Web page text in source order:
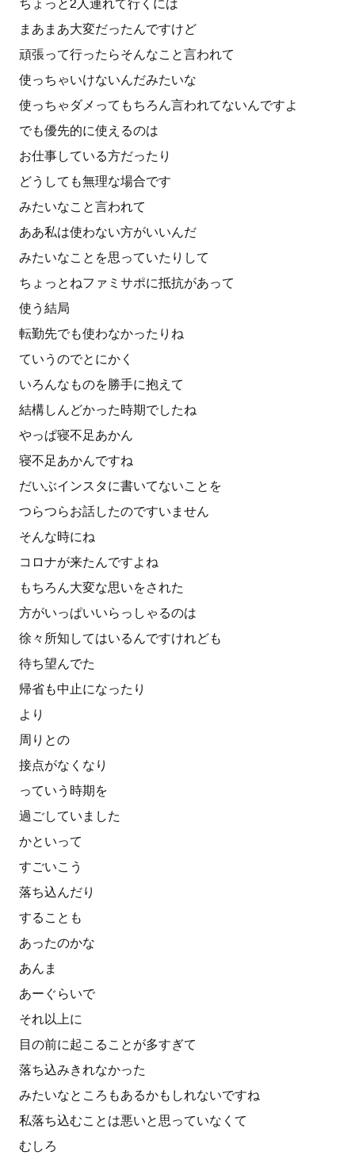
ちょっと2人連れて行くには
まあまあ大変だったんですけど
頑張って行ったらそんなこと言われて
使っちゃいけないんだみたいな
使っちゃダメってもちろん言われてないんですよ
でも優先的に使えるのは
お仕事している方だったり
どうしても無理な場合です
みたいなこと言われて
ああ私は使わない方がいいんだ
みたいなことを思っていたりして
ちょっとねファミサポに抵抗があって
使う結局
転勤先でも使わなかったりね
ていうのでとにかく
いろんなものを勝手に抱えて
結構しんどかった時期でしたね
やっぱ寝不足あかん
寝不足あかんですね
だいぶインスタに書いてないことを
つらつらお話したのですいません
そんな時にね
コロナが来たんですよね
もちろん大変な思いをされた
方がいっぱいいらっしゃるのは
徐々所知してはいるんですけれども
待ち望んでた
帰省も中止になったり
より
周りとの
接点がなくなり
っていう時期を
過ごしていました
かといって
すごいこう
落ち込んだり
することも
あったのかな
あんま
あーぐらいで
それ以上に
目の前に起こることが多すぎて
落ち込みきれなかった
みたいなところもあるかもしれないですね
私落ち込むことは悪いと思っていなくて
むしろ